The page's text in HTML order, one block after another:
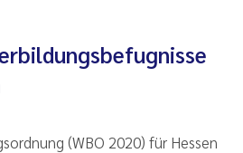
(WBO 2020) für Hessen